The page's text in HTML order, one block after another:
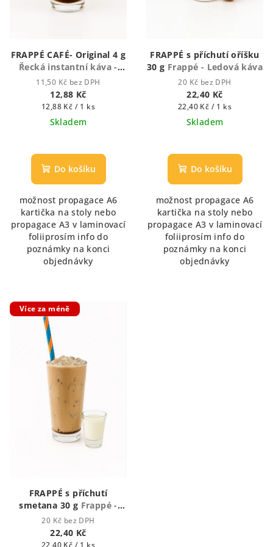
FRAPPÉ CAFÉ- Original 4 g
Řecká instantní káva -
Frappé
11,50 Kč bez DPH
12,88 Kč
Měrná
cena:
12,88 Kč / 1 ks
Skladem
hodnocení
produktu
z
5
hvězdiček.
Do košíku
možnost propagace A6
kartička na stoly nebo
propagace A3 v laminovací
foliiprosím info do
poznámky na konci
objednávky
FRAPPÉ s příchutí oříšku
30 g Frappé - Ledová káva
20 Kč bez DPH
22,40 Kč
Měrná
cena:
22,40 Kč / 1 ks
Skladem
Do košíku
možnost propagace A6
kartička na stoly nebo
propagace A3 v laminovací
foliiprosím info do
poznámky na konci
objednávky
Více za méně
FRAPPÉ s příchutí
smetana 30 g Frappé -
Ledová káva
20 Kč bez DPH
22,40 Kč
Měrná
22,40 Kč / 1 ks